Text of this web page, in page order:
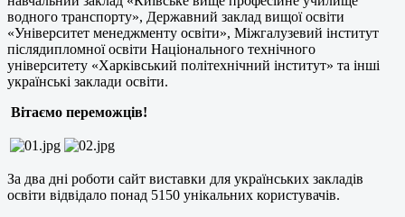
водного транспорту», Державний заклад вищої освіти
«Університет менеджменту освіти», Міжгалузевий інститут
післядипломної освіти Національного технічного
університету «Харківський політехнічний інститут» та інші
українські заклади освіти.
Вітаємо переможців!
За два дні роботи сайт виставки для українських закладів
освіти відвідало понад 5150 унікальних користувачів.